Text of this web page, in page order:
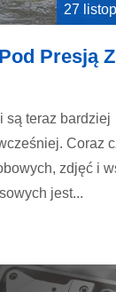
27
Presją
są teraz bardziej
Coraz
zdjęć i
jest...